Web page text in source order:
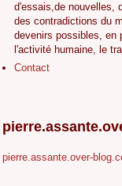
d'essais,de nouvelles,
des contradictions du
devenirs possibles, en
l'activité humaine, le
Contact
pierre.assante.over-